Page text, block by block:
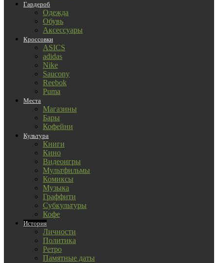
Гардероб
Одежда
Обувь
Аксессуары
Кроссовки
ASICS
adidas
Nike
Saucony
Reebok
Puma
Места
Магазины
Бары
Кофейни
Культура
Книги
Кино
Видеоигры
Мультфильмы
Комиксы
Музыка
Граффити
Субкультуры
Кофе
История
Личности
Политика
Ретро
Памятные даты